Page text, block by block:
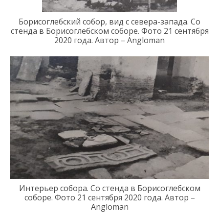
Борисоглебский собор, вид с севера-запада. Со
стенда в Борисоглебском соборе. Фото 21 сентября
2020 года. Автор – Angloman
Интерьер собора. Со стенда в Борисоглебском
соборе. Фото 21 сентября 2020 года. Автор –
Angloman